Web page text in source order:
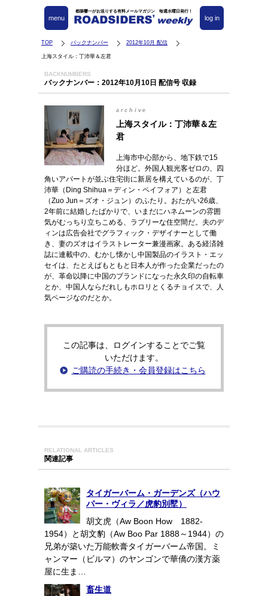
都築響一がお送りする有料メールマガジン 毎週水曜日発行！
log in
menu
TOP バックナンバー 2012年10月 配信
上海スタイル：丁沛華＆左君
BACKNUMBERS
バックナンバー：2012年10月10日 配信号 収録
archive
上海スタイル：丁沛華＆左
君
上海市中心部から、地下鉄で15
分ほど。外国人観光客ゼロの、四
角いアパートが並ぶ住宅街に新居を構えているのが、丁
沛華（Ding Shihua＝ディン・ペイフォア）と左君
（Zuo Jun＝ズオ・ジュン）のふたり。おたがい26歳、
2年前に結婚したばかりで、いまだにハネムーンの雰囲
気がむっちり立ちこめる、ラブリーな住空間だ。夫のデ
ィンは広告会社でグラフィック・デザイナーとして働
き、妻のズオはイラストレーター兼漫画家。ある経済雑
誌に連載中の、むかし懐かし中国製品のイラスト・エッ
セイは、たとえばもともと日本人が作った企業だったの
が、革命以降に中国のブランドになった永久印の自転車
とか、中国人ならだれしもホロリとくるチョイスで、人
気ページなのだとか。
この記事は、ログインすることでご覧
いただけます。
ご購読の手続き・会員登録はこちら
RELATIONAL ARTICLES
関連記事
タイガーバーム・ガーデンズ（ハウ
パー・ヴィラ／虎豹別墅）
胡文虎（Aw Boon How 1882-
1954）と胡文豹（Aw Boo Par 1888～1944）の
兄弟が築いた万能軟膏タイガーバーム帝国。ミ
ャンマー（ビルマ）のヤンゴンで華僑の漢方薬
屋に生ま…
畜生道